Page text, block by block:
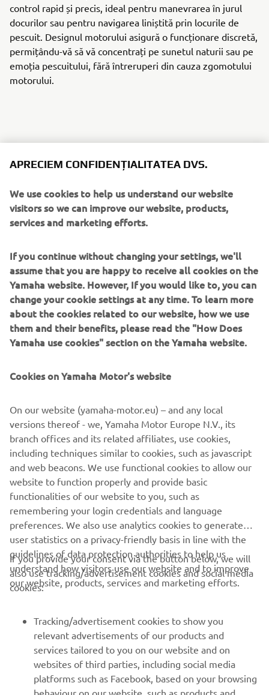
control rapid și precis, ideal pentru manevrarea în jurul
docurilor sau pentru navigarea liniștită prin locurile de
pescuit. Designul motorului asigură o funcționare discretă,
permițându-vă să vă concentrați pe sunetul naturii sau pe
emoția pescuitului, fără întreruperi din cauza zgomotului
motorului.
de hotar în propulsia electrică, oferind o combinație
marine cu cea mai recentă tehnologie sustenabilă.
Designul îmbunătățit, împreună cu opțiuni avansate de
control și integrarea perfectă Helm Master EX®, asigură
Yamaha Motor Europe rămâne dedicată împingerii
limitelor propulsării electrice în industria maritimă,
susținând inovații care sprijină viitorul ecologic. Cu
HARMO 2.0, Yamaha continuă să deschidă drumul pentru
o ambarcațiune sustenabilă, oferind navigatorilor o soluție
de înaltă performanță și ecologică, care redefinește
HARMO 2.0 este disponibil numai prin intermediul
partenerilor de distribuție ambarcațiuni selectați Yamaha.
REPREZENTANȚI YAMAHA
CORPORATE
MAI MULTE YAMAHA
SUPORT
APRECIEM CONFIDENȚIALITATEA DVS.
We use cookies to help us understand our website
visitors so we can improve our website, products,
services and marketing efforts.
If you continue without changing your settings, we'll
assume that you are happy to receive all cookies on the
Yamaha website. However, If you would like to, you can
change your cookie settings at any time. To learn more
about the cookies related to our website, how we use
them and their benefits, please read the "How Does
Yamaha use cookies" section on the Yamaha website.
Cookies on Yamaha Motor's website
On our website (yamaha-motor.eu) – and any local
versions thereof - we, Yamaha Motor Europe N.V., its
branch offices and its related affiliates, use cookies,
including techniques similar to cookies, such as javascript
and web beacons. We use functional cookies to allow our
website to function properly and provide basic
functionalities of our website to you, such as
remembering your login credentials and language
preferences. We also use analytics cookies to generate
user statistics on a privacy-friendly basis in line with the
guidelines of data protection authorities to help us
understand how visitors use our website and to improve
our website, products, services and marketing efforts.
If you provide your consent via the button below, we will
also use tracking/advertisement cookies and social media
cookies:
Tracking/advertisement cookies to show you
relevant advertisements of our products and
services tailored to you on our website and on
websites of third parties, including social media
platforms such as Facebook, based on your browsing
behaviour on our website, such as products and